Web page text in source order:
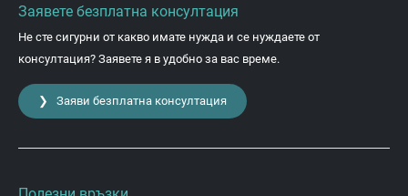
Заявете безплатна консултация
Не сте сигурни от какво имате нужда и се нуждаете от
консултация? Заявете я в удобно за вас време.
❯ Заяви безплатна консултация